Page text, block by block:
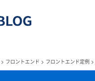
> フロントエンド > フロントエンド定例 >